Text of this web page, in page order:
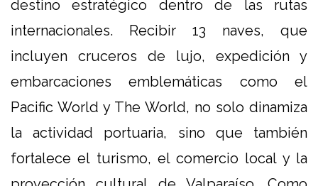
destino estratégico dentro de las rutas
internacionales. Recibir 13 naves, que
incluyen cruceros de lujo, expedición y
embarcaciones emblemáticas como el
Pacific World y The World, no solo dinamiza
la actividad portuaria, sino que también
fortalece el turismo, el comercio local y la